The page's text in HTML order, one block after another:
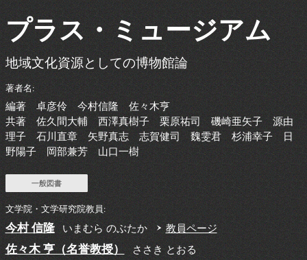
プラス・ミュージアム
地域文化資源としての博物館論
著者名:
編著 卓彦伶 今村信隆 佐々木亨
共著 佐久間大輔 西澤真樹子 栗原祐司 磯崎亜矢子 源由
理子 石川直章 矢野真志 志賀健司 魏雯君 杉浦幸子 日
野陽子 岡部兼芳 山口一樹
一般図書
文学院・文学研究院教員:
今村 信隆 いまむら のぶたか 教員ページ
佐々木 亨（名誉教授） ささき とおる